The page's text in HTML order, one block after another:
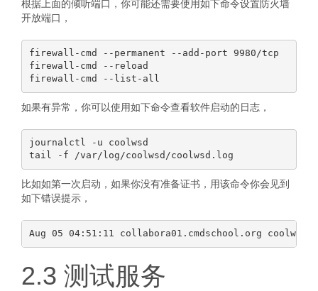
根据上面的倾听端口，你可能还需要使用如下命令设置防火墙
开放端口，
firewall-cmd --permanent --add-port 9980/tcp
firewall-cmd --reload
如果有异常，你可以使用如下命令查看软件启动的日志，
journalctl -u coolwsd
比如如第一次启动，如果你没有准备证书，用该命令你会见到
如下错误提示，
2.3 测试服务